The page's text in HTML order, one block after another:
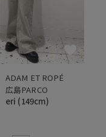
ADAM ET ROPÉ
広島PARCO
eri (149cm)